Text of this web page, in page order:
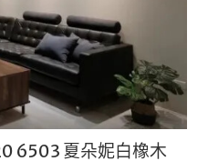
6503 夏朵妮白橡木